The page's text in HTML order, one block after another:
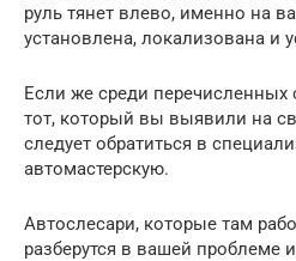
руль тянет влево, именно на
установлена, локализована и
Если же среди
тот, который вы выявили на
следует обратиться в
автомастерскую.
Автослесари, которые там
разберутся в вашей проблеме